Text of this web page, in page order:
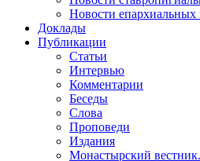
Новости епархиальных
Доклады
Публикации
Статьи
Интервью
Комментарии
Беседы
Слова
Проповеди
Издания
Монастырский